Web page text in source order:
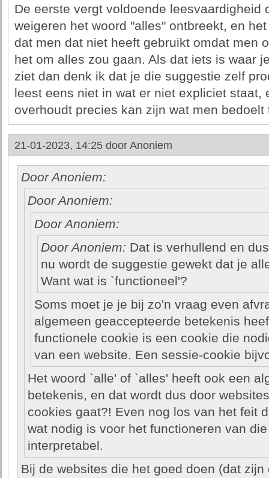
De eerste vergt voldoende leesvaardigheid
weigeren het woord "alles" ontbreekt, en
dat men dat niet heeft gebruikt omdat men
het om alles zou gaan. Als dat iets is waar
ziet dan denk ik dat je die suggestie zelf
leest eens niet in wat er niet expliciet staat,
overhoudt precies kan zijn wat men bedoelt
21-01-2023, 14:25 door Anoniem
Door Anoniem:
Door Anoniem:
Door Anoniem:
Door Anoniem: Dat is verhullend en
nu wordt de suggestie gewekt dat je
Want wat is `functioneel'?
Soms moet je je bij zo'n vraag even
algemeen geaccepteerde betekenis
functionele cookie is een cookie die
van een website. Een sessie-cookie
Het woord `alle' of `alles' heeft ook een
betekenis, en dat wordt dus door
cookies gaat?! Even nog los van het feit
wat nodig is voor het functioneren van
interpretabel.
Bij de websites die het goed doen (dat